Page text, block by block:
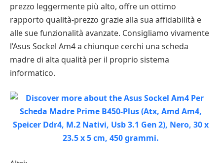
prezzo leggermente più alto, offre un ottimo
rapporto qualità-prezzo grazie alla sua affidabilità e
alle sue funzionalità avanzate. Consigliamo vivamente
l’Asus Sockel Am4 a chiunque cerchi una scheda
madre di alta qualità per il proprio sistema
informatico.